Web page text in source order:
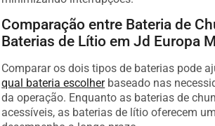
Comparação entre Bateria de
Baterias de Lítio em Jd Europa
Comparar os dois tipos de baterias pode
qual bateria escolher baseado nas
da operação. Enquanto as baterias de
acessíveis, as baterias de lítio oferecem
desempenho a longo prazo.